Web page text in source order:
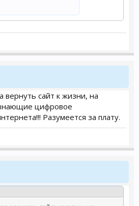
вернуть сайт к жизни, на
цифровое
Разумеется за плату.